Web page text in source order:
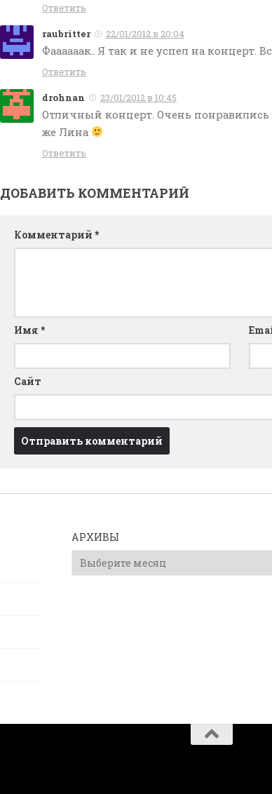
Ответить
raubritter 22/01/2012 в 20:04
Фаааааак.. Я так и не успел на концерт.
Ответить
drohnan 23/01/2012 в 10:45
Отличный концерт. Очень понравились
же Лина
Ответить
ДОБАВИТЬ КОММЕНТАРИЙ
Комментарий *
Имя *
Сайт
АРХИВЫ
Архивы